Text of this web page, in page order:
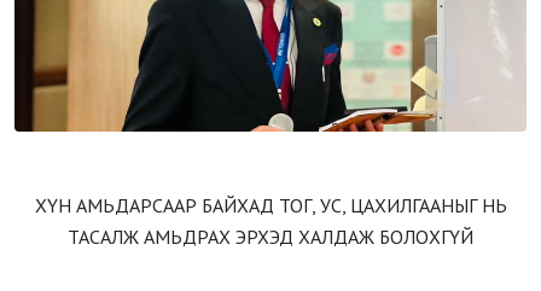
ХҮН АМЬДАРСААР БАЙХАД ТОГ, УС, ЦАХИЛГААНЫГ НЬ
ТАСАЛЖ АМЬДРАХ ЭРХЭД ХАЛДАЖ БОЛОХГҮЙ